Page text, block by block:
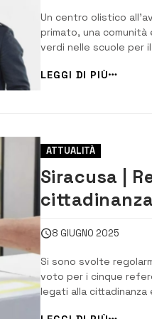
Un centro olistico
primato, una
verdi nelle scuole per
sostenibile, in cui il
LEGGI DI PIÙ
ATTUALITÀ
Siracusa |
affluenza al
8 GIUGNO 2025
Si sono svolte
voto per i cinque
legati alla cittadinanza